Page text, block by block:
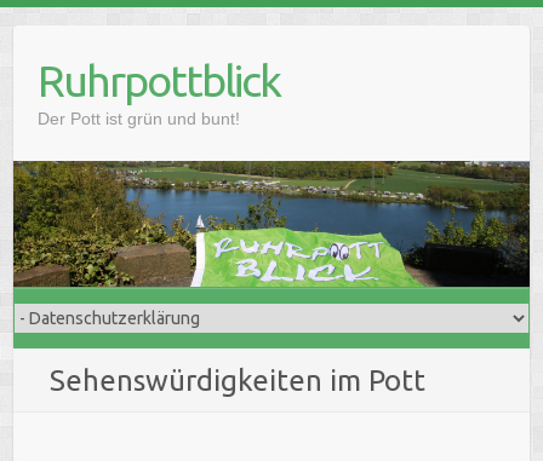
contentRuhrpottblick
Der Pott ist grün und bunt!
Sehenswürdigkeiten im Pott